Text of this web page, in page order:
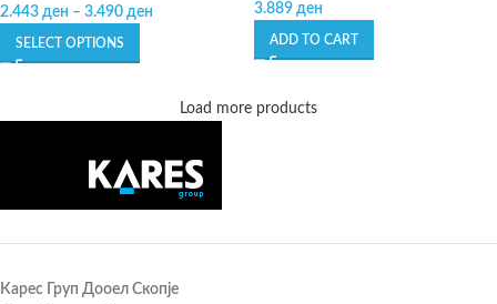
2.443 ден – 3.490 ден
SELECT OPTIONS
3.889 ден
ADD TO CART
Load more products
Карес Груп Дооел Скопје